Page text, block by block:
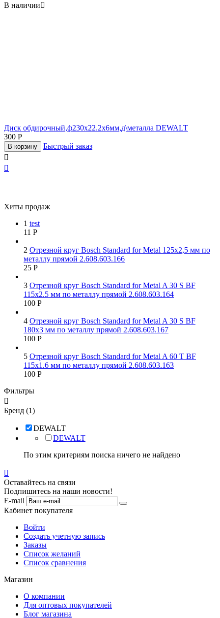
В наличии
Диск обдирочный,ф230х22.2х6мм,д\металла DEWALT
300 Р
В корзину
Быстрый заказ


Хиты продаж
1 test
11 Р
2 Отрезной круг Bosch Standard for Metal 125х2,5 мм по
металлу прямой 2.608.603.166
25 Р
3 Отрезной круг Bosch Standard for Metal A 30 S BF
115х2.5 мм по металлу прямой 2.608.603.164
100 Р
4 Отрезной круг Bosch Standard for Metal A 30 S BF
180х3 мм по металлу прямой 2.608.603.167
100 Р
5 Отрезной круг Bosch Standard for Metal A 60 T BF
115х1.6 мм по металлу прямой 2.608.603.163
100 Р
Фильтры

Бренд (1)
DEWALT
DEWALT
По этим критериям поиска ничего не найдено

Оставайтесь на связи
Подпишитесь на наши новости!
E-mail
Кабинет покупателя
Войти
Создать учетную запись
Заказы
Список желаний
Список сравнения
Магазин
О компании
Для оптовых покупателей
Блог магазина